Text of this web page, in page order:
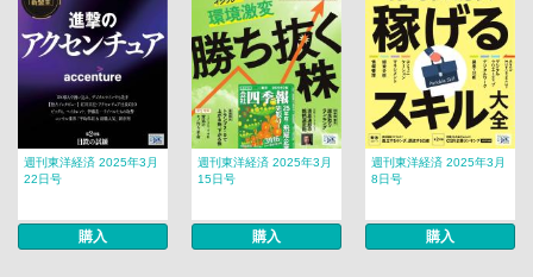
週刊東洋経済 2025年3月
22日号
購入
週刊東洋経済 2025年3月
15日号
購入
週刊東洋経済 2025年3月
8日号
購入